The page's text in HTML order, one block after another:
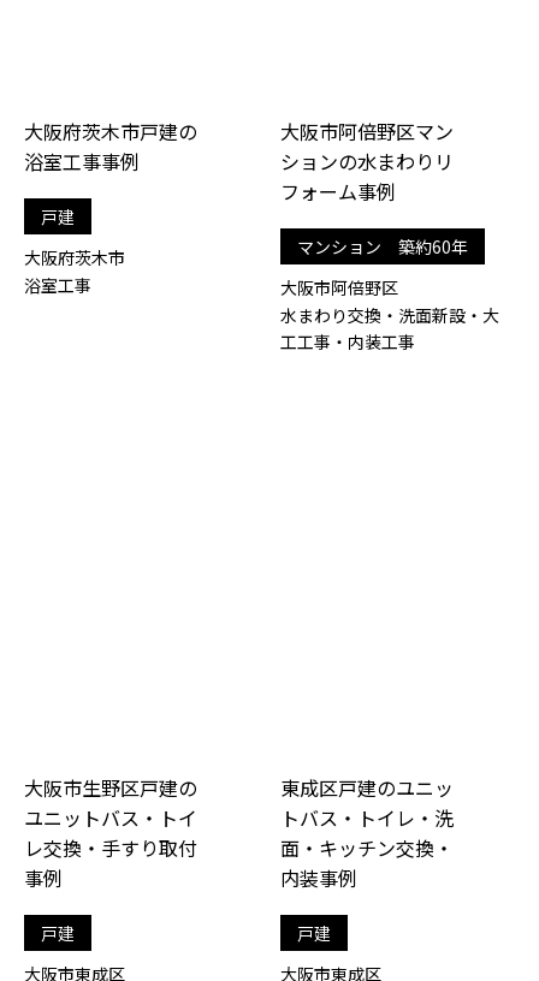
大阪府茨木市戸建の
浴室工事事例
戸建
大阪府茨木市
浴室工事
大阪市阿倍野区マン
ションの水まわりリ
フォーム事例
マンション 築約60年
大阪市阿倍野区
水まわり交換・洗面新設・大
工工事・内装工事
大阪市生野区戸建の
ユニットバス・トイ
レ交換・手すり取付
事例
戸建
大阪市東成区
東成区戸建のユニッ
トバス・トイレ・洗
面・キッチン交換・
内装事例
戸建
大阪市東成区